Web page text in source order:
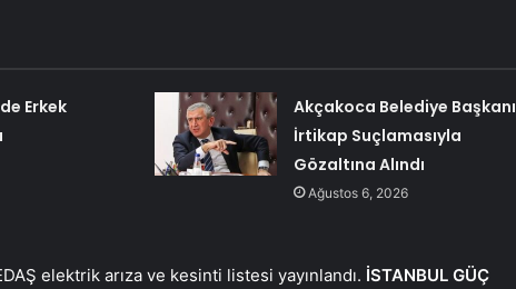
Erkek
Akçakoca Belediye Başkanı
İrtikap Suçlamasıyla
Gözaltına Alındı
Ağustos 6, 2026
elektrik arıza ve kesinti listesi yayınlandı. İSTANBUL GÜÇ